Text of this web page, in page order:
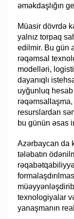
əməkdaşlığın
Müasir dövrdə
yalnız torpaq
edilmir. Bu gün
rəqəmsal
modelləri,
dayanıqlı
uyğunluq
rəqəmsallaşma,
resurslardan
bu günün əsas
Azərbaycan da
tələbatın
texnologiyalar
yanaşmanın